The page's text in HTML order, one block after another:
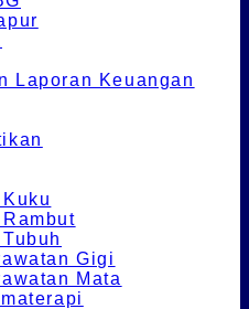
Laporan Keuangan
Gigi
Mata